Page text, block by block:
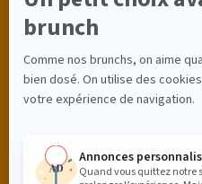
Horaire:
rsv@lepassecompose.ca
Politique de confidentialité